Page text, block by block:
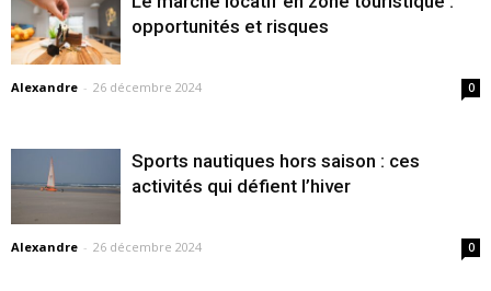
opportunités et risques
Alexandre - 26 décembre 2024 0
Sports nautiques hors saison : ces
activités qui défient l’hiver
Alexandre - 26 décembre 2024 0